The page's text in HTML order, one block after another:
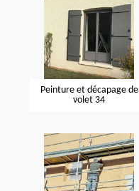
Peinture et décapage de
volet 34